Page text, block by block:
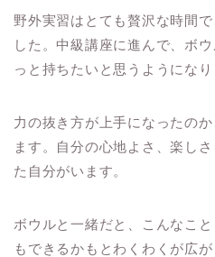
野外実習はとても贅沢な時間
した。中級講座に進んで、ボ
っと持ちたいと思うようになり
力の抜き方が上手になったの
ます。自分の心地よさ、楽し
た自分がいます。
ボウルと一緒だと、こんなこ
もできるかもとわくわくが広